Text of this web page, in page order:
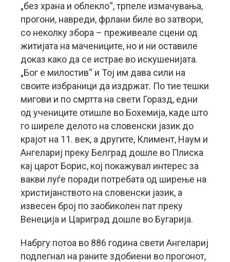
„без храна и облекло“, трпеле измачувања,
прогони, навреди, фрлани биле во затвори,
со неколку збора – преживеале сцени од
житијата на мачениците, но и ни оставиле
доказ како да се истрае во искушенијата.
„Бог е милостив“ и Тој им дава сили на
своите избраници да издржат. По тие тешки
мигови и по смртта на свети Горазд, едни
од учениците отишле во Бохемија, каде што
го ширеле делото на словенски јазик до
крајот на 11. век, а другите, Климент, Наум и
Ангелариј преку Белград дошле во Плиска
кај царот Борис, кој покажувал интерес за
вакви луѓе поради потребата од ширење на
христијанството на словенски јазик, а
извесен број по заобиколен пат преку
Венеција и Цариград дошле во Бугарија.
Набргу потоа во 886 година свети Ангелариј
подлегнал на раните здобиени во прогонот,